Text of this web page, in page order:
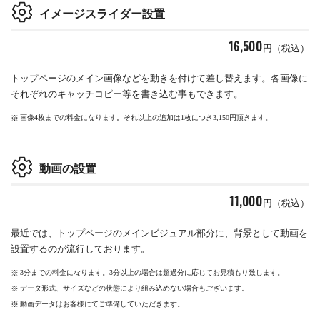
イメージスライダー設置
16,500 円（税込）
トップページのメイン画像などを動きを付けて差し替えます。各画像に
それぞれのキャッチコピー等を書き込む事もできます。
画像4枚までの料金になります。それ以上の追加は1枚につき3,150円頂きます。
動画の設置
11,000 円（税込）
最近では、トップページのメインビジュアル部分に、背景として動画を
設置するのが流行しております。
3分までの料金になります。3分以上の場合は超過分に応じてお見積もり致します。
データ形式、サイズなどの状態により組み込めない場合もございます。
動画データはお客様にてご準備していただきます。